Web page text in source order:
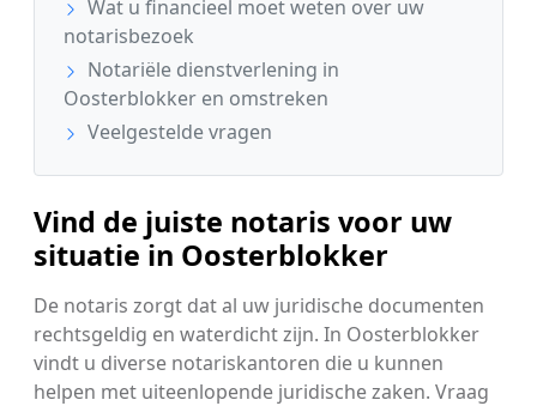
Wat u financieel moet weten over uw
notarisbezoek
Notariële dienstverlening in
Oosterblokker en omstreken
Veelgestelde vragen
Vind de juiste notaris voor uw
situatie in Oosterblokker
De notaris zorgt dat al uw juridische documenten
rechtsgeldig en waterdicht zijn. In Oosterblokker
vindt u diverse notariskantoren die u kunnen
helpen met uiteenlopende juridische zaken. Vraag